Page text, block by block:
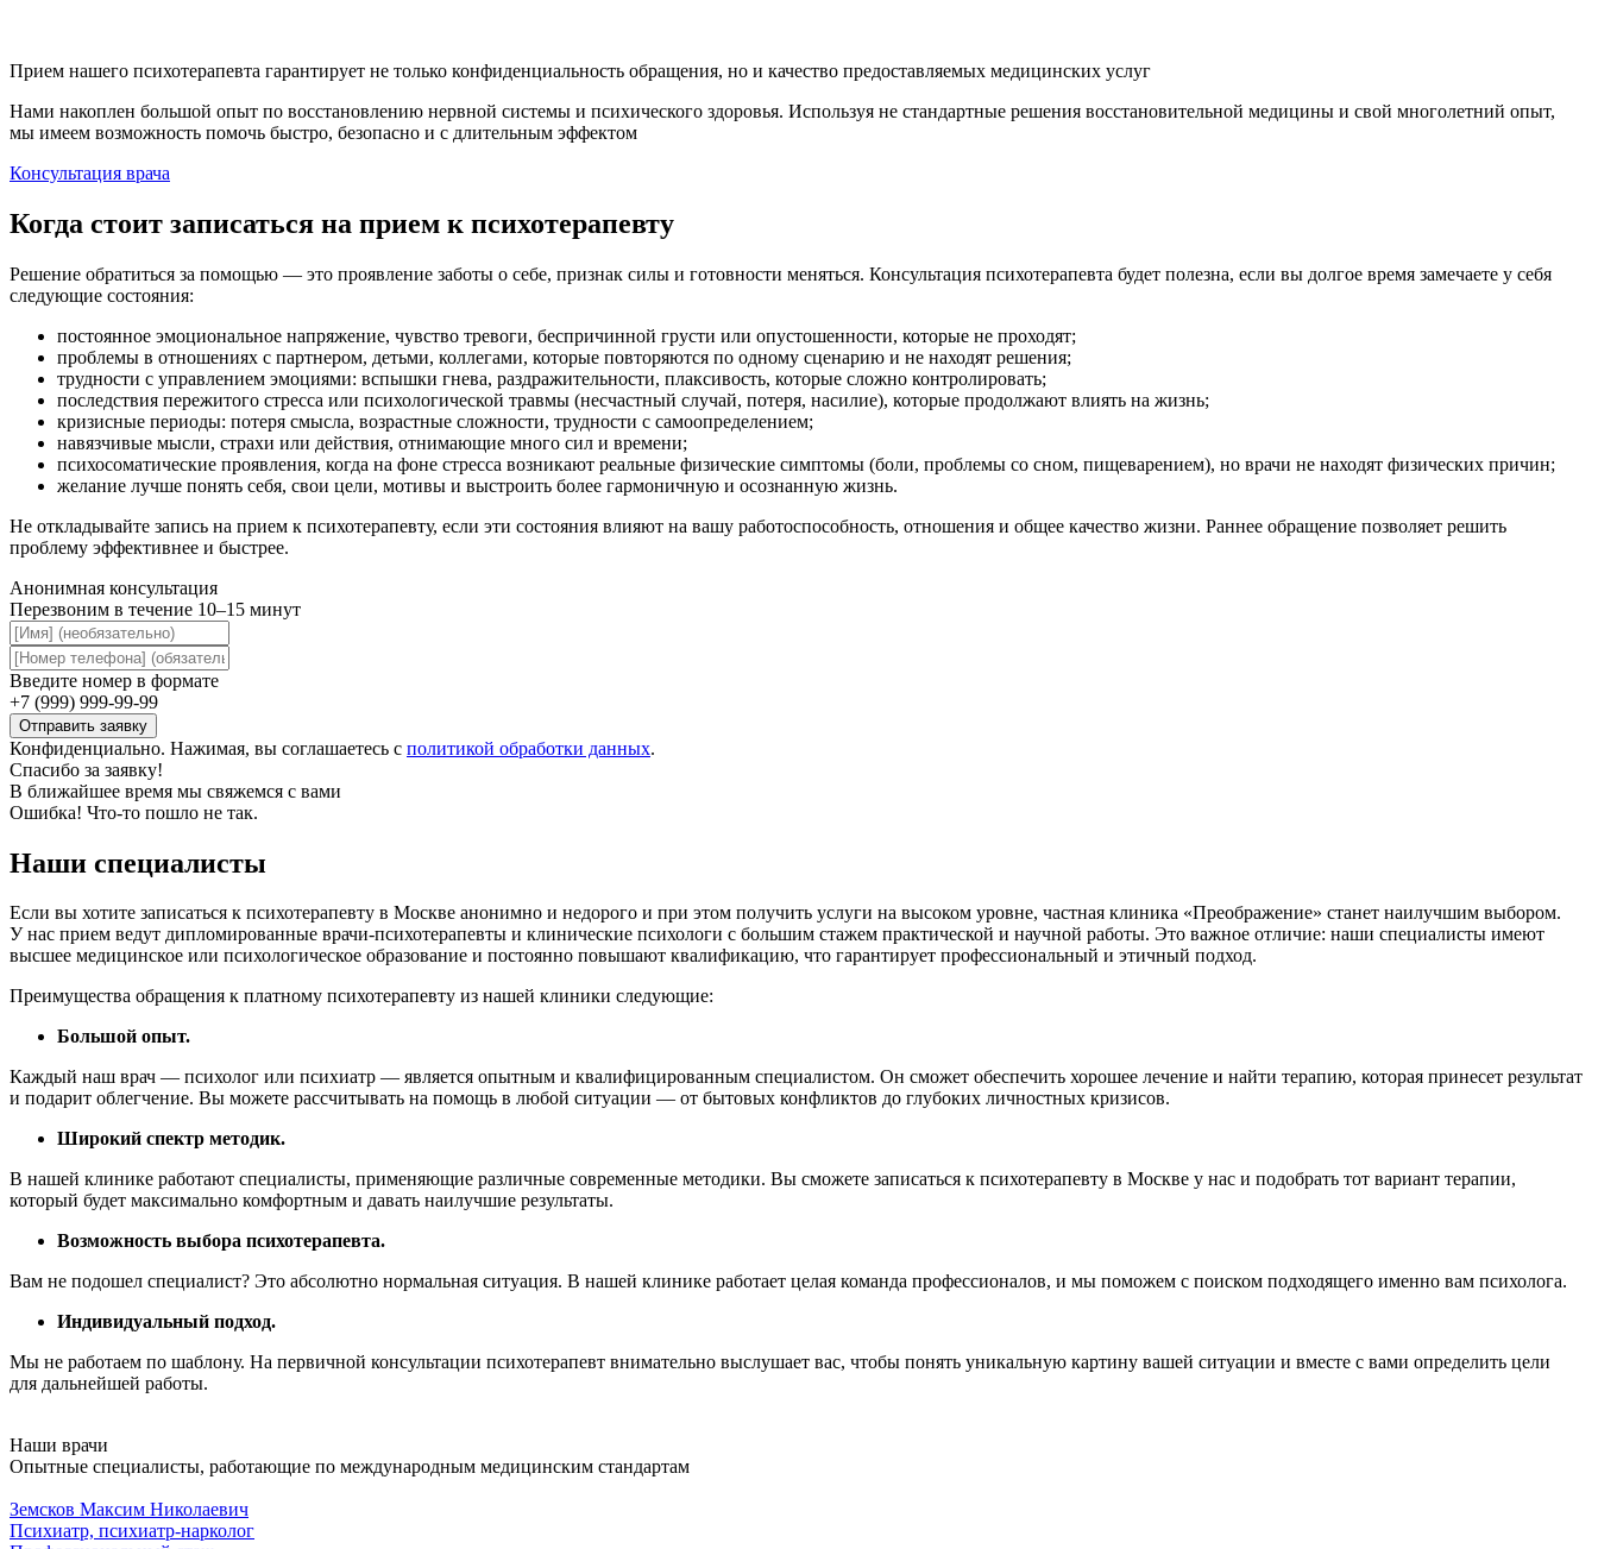
Прием нашего психотерапевта гарантирует не только конфиденциальность обращения, но и качество предоставляемых медицинских услуг
Нами накоплен большой опыт по восстановлению нервной системы и психического здоровья. Используя не стандартные решения восстановительной медицины и свой многолетний опыт,
мы имеем возможность помочь быстро, безопасно и с длительным эффектом
Консультация врача
Когда стоит записаться на прием к психотерапевту
Решение обратиться за помощью — это проявление заботы о себе, признак силы и готовности меняться. Консультация психотерапевта будет полезна, если вы долгое время замечаете у себя
следующие состояния:
постоянное эмоциональное напряжение, чувство тревоги, беспричинной грусти или опустошенности, которые не проходят;
проблемы в отношениях с партнером, детьми, коллегами, которые повторяются по одному сценарию и не находят решения;
трудности с управлением эмоциями: вспышки гнева, раздражительности, плаксивость, которые сложно контролировать;
последствия пережитого стресса или психологической травмы (несчастный случай, потеря, насилие), которые продолжают влиять на жизнь;
кризисные периоды: потеря смысла, возрастные сложности, трудности с самоопределением;
навязчивые мысли, страхи или действия, отнимающие много сил и времени;
психосоматические проявления, когда на фоне стресса возникают реальные физические симптомы (боли, проблемы со сном, пищеварением), но врачи не находят физических причин;
желание лучше понять себя, свои цели, мотивы и выстроить более гармоничную и осознанную жизнь.
Не откладывайте запись на прием к психотерапевту, если эти состояния влияют на вашу работоспособность, отношения и общее качество жизни. Раннее обращение позволяет решить
проблему эффективнее и быстрее.
Анонимная консультация
Перезвоним в течение 10–15 минут
Введите номер в формате
+7 (999) 999-99-99
Конфиденциально. Нажимая, вы соглашаетесь с политикой обработки данных.
Спасибо за заявку!
В ближайшее время мы свяжемся с вами
Ошибка! Что-то пошло не так.
Наши специалисты
Если вы хотите записаться к психотерапевту в Москве анонимно и недорого и при этом получить услуги на высоком уровне, частная клиника «Преображение» станет наилучшим выбором.
У нас прием ведут дипломированные врачи-психотерапевты и клинические психологи с большим стажем практической и научной работы. Это важное отличие: наши специалисты имеют
высшее медицинское или психологическое образование и постоянно повышают квалификацию, что гарантирует профессиональный и этичный подход.
Преимущества обращения к платному психотерапевту из нашей клиники следующие:
Большой опыт.
Каждый наш врач — психолог или психиатр — является опытным и квалифицированным специалистом. Он сможет обеспечить хорошее лечение и найти терапию, которая принесет результат
и подарит облегчение. Вы можете рассчитывать на помощь в любой ситуации — от бытовых конфликтов до глубоких личностных кризисов.
Широкий спектр методик.
В нашей клинике работают специалисты, применяющие различные современные методики. Вы сможете записаться к психотерапевту в Москве у нас и подобрать тот вариант терапии,
который будет максимально комфортным и давать наилучшие результаты.
Возможность выбора психотерапевта.
Вам не подошел специалист? Это абсолютно нормальная ситуация. В нашей клинике работает целая команда профессионалов, и мы поможем с поиском подходящего именно вам психолога.
Индивидуальный подход.
Мы не работаем по шаблону. На первичной консультации психотерапевт внимательно выслушает вас, чтобы понять уникальную картину вашей ситуации и вместе с вами определить цели
для дальнейшей работы.
Наши врачи
Опытные специалисты, работающие по международным медицинским стандартам
Земсков Максим Николаевич
Психиатр, психиатр-нарколог